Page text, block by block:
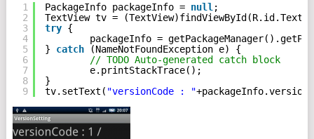
1
2
3
4
5
6
7
8
9
PackageInfo packageInfo = null ;
TextView tv =
try {
packageInfo =
} catch
(NameNotFoundException e) {
// TODO Auto-generated catch block
e.printStackTrace();
}
tv.setText( "versionCode : "